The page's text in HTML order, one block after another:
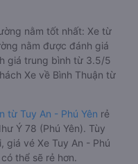
nằm tốt nhất: Xe từ
nằm được đánh giá
giá trung bình từ 3.5/5
Xe về Bình Thuận từ
từ Tuy An - Phú Yên rẻ
Ý 78 (Phú Yên). Tùy
giá vé Xe Tuy An - Phú
thể sẽ rẻ hơn.